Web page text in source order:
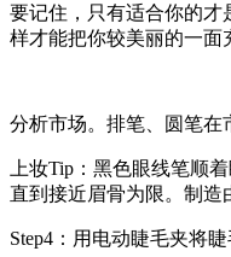
要记住，只有适合你的才
样才能把你较美丽的一面
分析市场。排笔、圆笔在
上妆Tip：黑色眼线笔顺
直到接近眉骨为限。制造
Step4：用电动睫毛夹将